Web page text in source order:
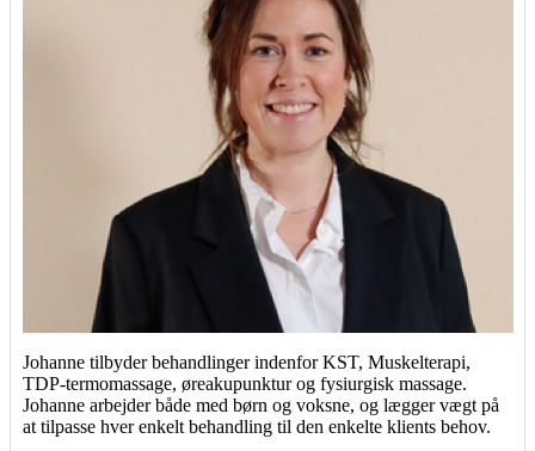
Johanne tilbyder behandlinger indenfor KST, Muskelterapi,
TDP-termomassage, øreakupunktur og fysiurgisk massage.
Johanne arbejder både med børn og voksne, og lægger vægt på
at tilpasse hver enkelt behandling til den enkelte klients behov.